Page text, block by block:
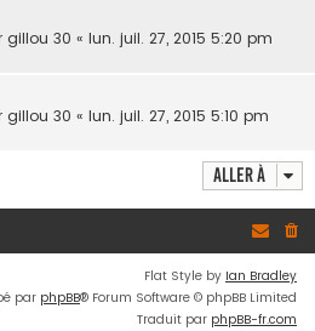
gillou 30 « lun. juil. 27, 2015 5:20 pm
gillou 30 « lun. juil. 27, 2015 5:10 pm
Aller à
Flat Style by Ian Bradley
par phpBB® Forum Software © phpBB Limited
Traduit par phpBB-fr.com